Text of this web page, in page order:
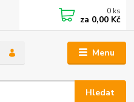
Menu
Hledat
0 ks
za 0,00 Kč